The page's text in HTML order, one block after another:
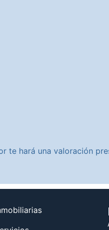
te hará una valoración